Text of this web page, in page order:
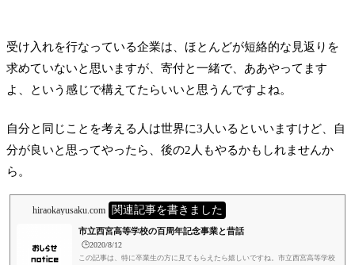
受け入れを行なっている企業は、ほとんどが短絡的な見返りを
求めていないと思いますが、寄付と一緒で、ああやってます
よ、という感じで構えてたらいいと思うんですよね。
自分と同じことを考える人は世界に3人いるといいますけど、自
分が良いと思ってやったら、後の2人もやるかもしれませんか
ら。
hiraokayusaku.com 関連記事を書きました
市立西宮高等学校の百周年記念事業と昔話
🕒️2020/8/12
この記事は、特に卒業生の方に見てもらえたら嬉しいですね。市立西宮高等学校